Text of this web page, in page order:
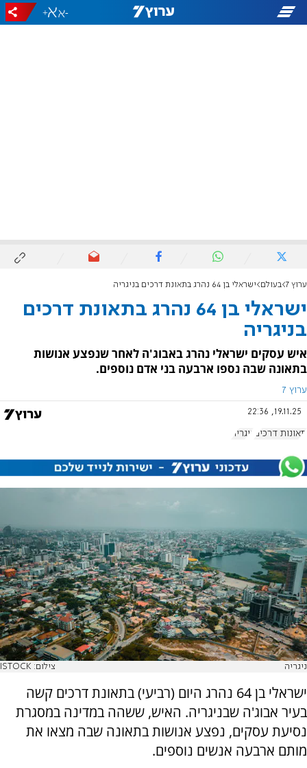
-
+
ערוץ 7 בעולם ישראלי בן 64 נהרג בתאונת דרכים בניגריה
ישראלי בן 64 נהרג בתאונת דרכים
בניגריה
איש עסקים ישראלי נהרג באבוג'ה לאחר שנפצע אנושות
בתאונה שבה נספו ארבעה בני אדם נוספים.
ערוץ 7
19.11.25, 22:36
תאונות דרכים ניגריה
ניגריה צילום: ISTOCK
ישראלי בן 64 נהרג היום (רביעי) בתאונת דרכים קשה
בעיר אבוג'ה שבניגריה. האיש, ששהה במדינה במסגרת
נסיעת עסקים, נפצע אנושות בתאונה שבה מצאו את
מותם ארבעה אנשים נוספים.